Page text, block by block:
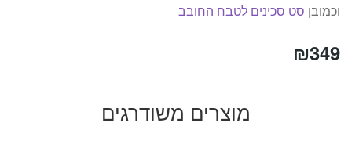
וכמובן סט סכינים לטבח החובב
₪349
מוצרים משודרגים